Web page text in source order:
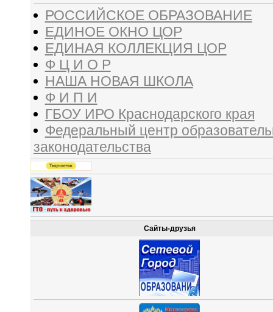
РОССИЙСКОЕ ОБРАЗОВАНИЕ
ЕДИНОЕ ОКНО ЦОР
ЕДИНАЯ КОЛЛЕКЦИЯ ЦОР
Ф Ц И О Р
НАША НОВАЯ ШКОЛА
Ф И П И
ГБОУ ИРО Краснодарского края
Федеральный центр
законодательства
Сайты-друзья